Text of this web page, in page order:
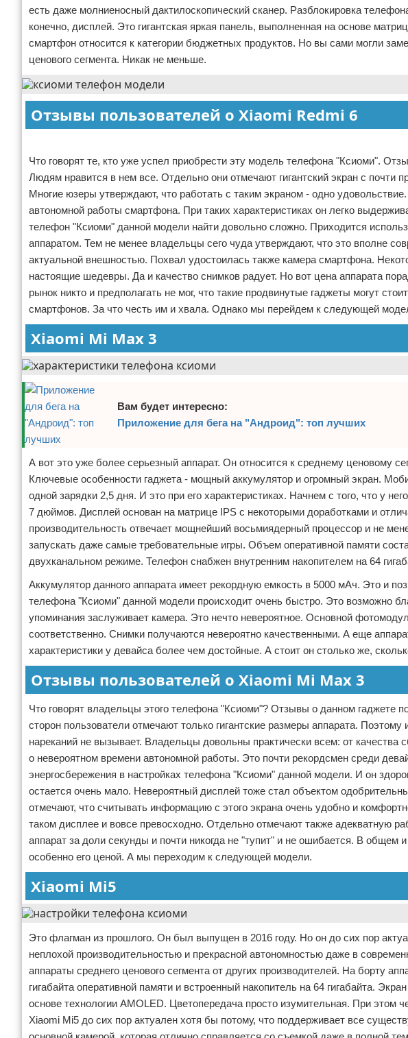
есть даже молниеносный дактилоскопический сканер. Разблокировка
конечно, дисплей. Это гигантская яркая панель, выполненная на основе
смартфон относится к категории бюджетных продуктов. Но вы сами могли
ценового сегмента. Никак не меньше.
Отзывы пользователей о Xiaomi Redmi 6
Что говорят те, кто уже успел приобрести эту модель телефона "Ксиоми".
Людям нравится в нем все. Отдельно они отмечают гигантский экран с почти
Многие юзеры утверждают, что работать с таким экраном - одно
автономной работы смартфона. При таких характеристиках он легко
телефон "Ксиоми" данной модели найти довольно сложно. Приходится
аппаратом. Тем не менее владельцы сего чуда утверждают, что это вполне
актуальной внешностью. Похвал удостоилась также камера смартфона.
настоящие шедевры. Да и качество снимков радует. Но вот цена аппарата
рынок никто и предполагать не мог, что такие продвинутые гаджеты могут
смартфонов. За что честь им и хвала. Однако мы перейдем к следующей
Xiaomi Mi Max 3
Вам будет интересно:
Приложение для бега на "Андроид": топ лучших
А вот это уже более серьезный аппарат. Он относится к среднему ценовому
Ключевые особенности гаджета - мощный аккумулятор и огромный экран.
одной зарядки 2,5 дня. И это при его характеристиках. Начнем с того, что у
7 дюймов. Дисплей основан на матрице IPS с некоторыми доработками и
производительность отвечает мощнейший восьмиядерный процессор и не
запускать даже самые требовательные игры. Объем оперативной памяти
двухканальном режиме. Телефон снабжен внутренним накопителем на 64
Аккумулятор данного аппарата имеет рекордную емкость в 5000 мАч. Это и
телефона "Ксиоми" данной модели происходит очень быстро. Это возможно
упоминания заслуживает камера. Это нечто невероятное. Основной
соответственно. Снимки получаются невероятно качественными. А еще
характеристики у девайса более чем достойные. А стоит он столько же,
Отзывы пользователей о Xiaomi Mi Max 3
Что говорят владельцы этого телефона "Ксиоми"? Отзывы о данном гаджете
сторон пользователи отмечают только гигантские размеры аппарата.
нареканий не вызывает. Владельцы довольны практически всем: от качества
о невероятном времени автономной работы. Это почти рекордсмен среди
энергосбережения в настройках телефона "Ксиоми" данной модели. И он
остается очень мало. Невероятный дисплей тоже стал объектом
отмечают, что считывать информацию с этого экрана очень удобно и
таком дисплее и вовсе превосходно. Отдельно отмечают также адекватную
аппарат за доли секунды и почти никогда не "тупит" и не ошибается. В общем
особенно его ценой. А мы переходим к следующей модели.
Xiaomi Mi5
Это флагман из прошлого. Он был выпущен в 2016 году. Но он до сих пор
неплохой производительностью и прекрасной автономностью даже в
аппараты среднего ценового сегмента от других производителей. На борту
гигабайта оперативной памяти и встроенный накопитель на 64 гигабайта.
основе технологии AMOLED. Цветопередача просто изумительная. При этом
Xiaomi Mi5 до сих пор актуален хотя бы потому, что поддерживает все